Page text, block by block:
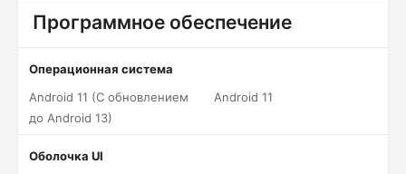
Программное обеспечение
Операционная система
Android 11 (С обновлением
до Android 13)
Android 11
Оболочка UI